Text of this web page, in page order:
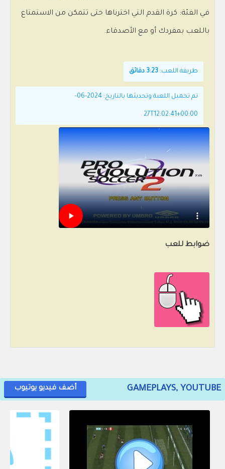
في الفئة: كرة القدم التي اخترناها حتى تتمكن من الاستمتاع
باللعب بمفردك أو مع الأصدقاء.
طريقة اللعب: 3:23 دقائق
تم تحميل اللعبة وتحديثها بالتاريخ: 2024-06-
27T12:02:41+00:00
ضوابط للعب
GAMEPLAYS, YOUTUBE أضف فيديو يوتيوب